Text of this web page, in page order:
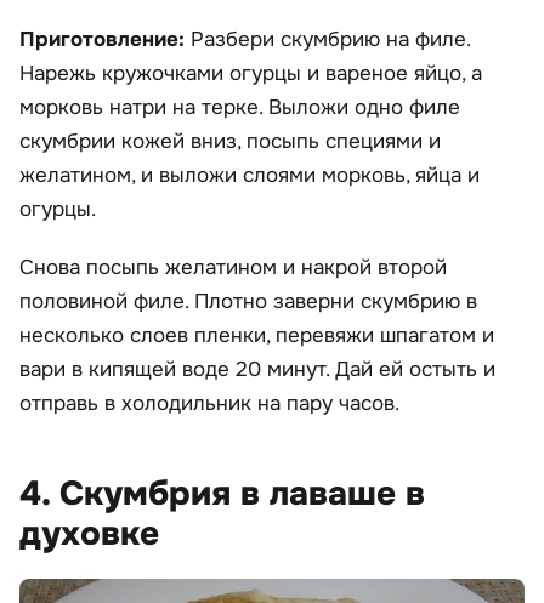
Приготовление: Разбери скумбрию на филе.
Нарежь кружочками огурцы и вареное яйцо, а
морковь натри на терке. Выложи одно филе
скумбрии кожей вниз, посыпь специями и
желатином, и выложи слоями морковь, яйца и
огурцы.
Снова посыпь желатином и накрой второй
половиной филе. Плотно заверни скумбрию в
несколько слоев пленки, перевяжи шпагатом и
вари в кипящей воде 20 минут. Дай ей остыть и
отправь в холодильник на пару часов.
4. Скумбрия в лаваше в
духовке